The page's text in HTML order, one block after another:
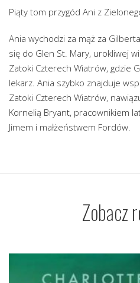
Piąty tom przygód Ani z
Ania wychodzi za mąż za
się do Glen St. Mary, urokliwej
Zatoki Czterech Wiatrów, gdzie
lekarz. Ania szybko znajduje
Zatoki Czterech Wiatrów,
Kornelią Bryant, pracownikiem
Jimem i małżeństwem Fordów.
Zobacz